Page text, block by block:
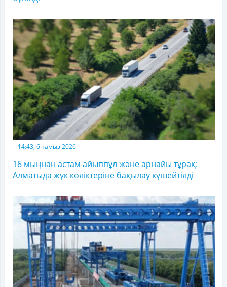
14:43, 6 тамыз 2026
16 мыңнан астам айыппұл және арнайы тұрақ:
Алматыда жүк көліктеріне бақылау күшейтілді